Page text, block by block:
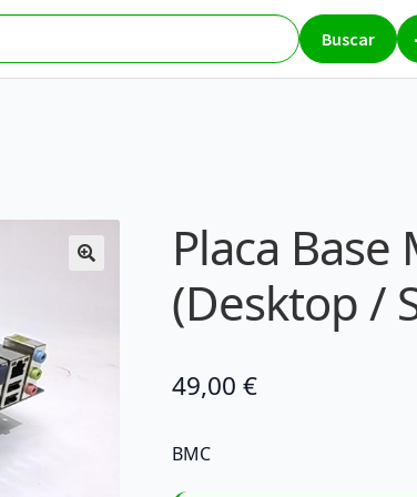
Buscar
(Desktop / Server)
Placa Base
(Desktop /
49,00 €
BMC